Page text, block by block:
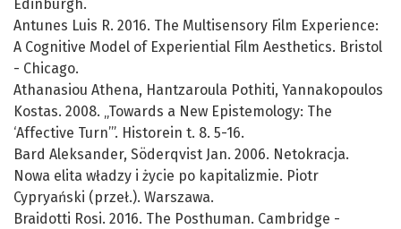
Edinburgh.
Antunes Luis R. 2016. The Multisensory Film Experience:
A Cognitive Model of Experiential Film Aesthetics. Bristol
- Chicago.
Athanasiou Athena, Hantzaroula Pothiti, Yannakopoulos
Kostas. 2008. „Towards a New Epistemology: The
‘Affective Turn’”. Historein t. 8. 5-16.
Bard Aleksander, Söderqvist Jan. 2006. Netokracja.
Nowa elita władzy i życie po kapitalizmie. Piotr
Cypryański (przeł.). Warszawa.
Braidotti Rosi. 2016. The Posthuman. Cambridge -